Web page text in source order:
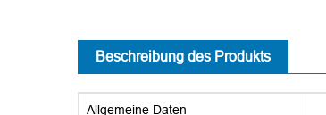
Beschreibung des Produkts
Allgemeine Daten